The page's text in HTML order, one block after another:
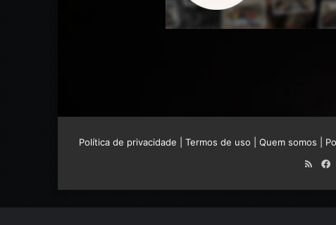
Política de privacidade Termos de uso Quem somos
RSS